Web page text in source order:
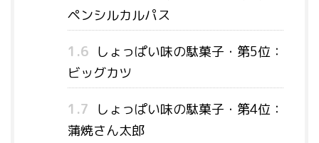
ペンシルカルパス
1.6 しょっぱい味の駄菓子・第5位：
ビッグカツ
1.7 しょっぱい味の駄菓子・第4位：
蒲焼さん太郎